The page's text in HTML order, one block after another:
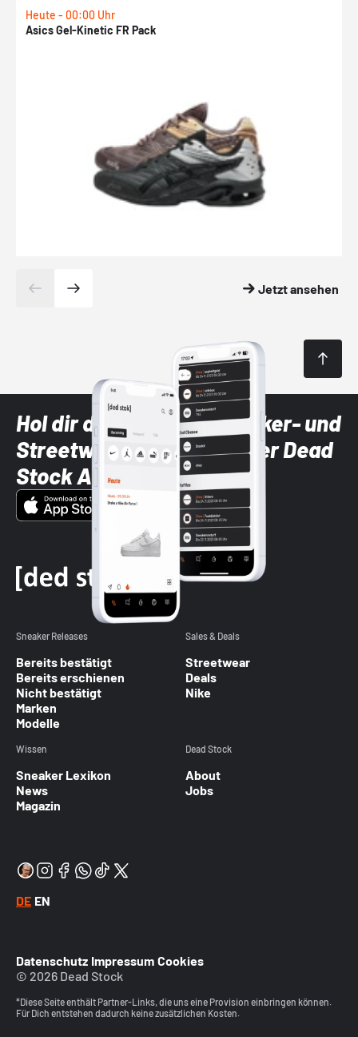
Heute - 00:00 Uhr
Asics Gel-Kinetic FR Pack
Jetzt ansehen
Hol dir die neuesten Sneaker- und
Streetwear-Brands mit der Dead
Stock App
Sneaker Releases
Bereits bestätigt
Bereits erschienen
Nicht bestätigt
Marken
Modelle
Sales & Deals
Streetwear
Deals
Nike
Wissen
Sneaker Lexikon
News
Magazin
Dead Stock
About
Jobs
DE EN
Datenschutz Impressum Cookies
© 2026 Dead Stock
*Diese Seite enthält Partner-Links, die uns eine Provision einbringen können.
Für Dich entstehen dadurch keine zusätzlichen Kosten.